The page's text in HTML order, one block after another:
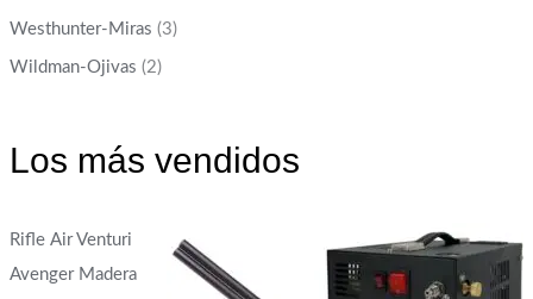
Westhunter-Miras (3)
Wildman-Ojivas (2)
Los más vendidos
Rifle Air Venturi
Avenger Madera